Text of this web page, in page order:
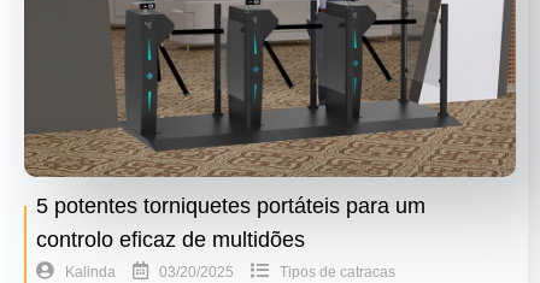
5 potentes torniquetes portáteis para um
controlo eficaz de multidões
Kalinda 03/20/2025 Tipos de catracas